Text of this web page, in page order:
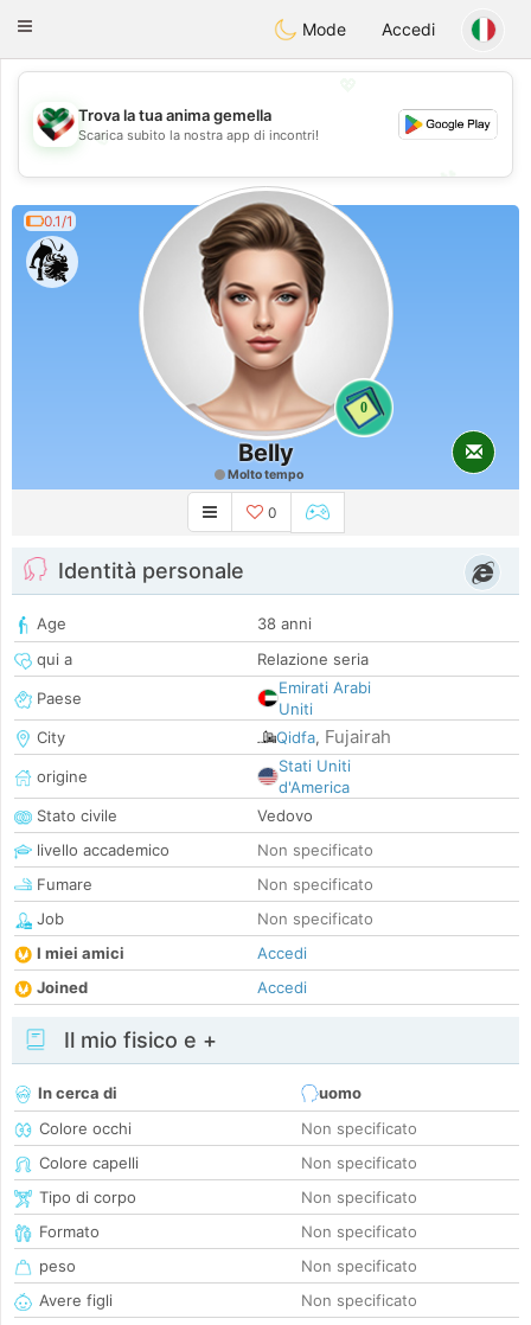
KuwaitChat
Toggle
Mode Accedi
💖
💕
💕
Trova la tua anima gemella
Scarica subito la nostra app di incontri!
0.1/1
0
Belly
Molto tempo
0
Identità personale
Age
38 anni
qui a
Relazione seria
Paese
Emirati Arabi
Uniti
City
Qidfa, Fujairah
origine
Stati Uniti
d'America
Stato civile
Vedovo
livello accademico
Non specificato
Fumare
Non specificato
Job
Non specificato
I miei amici
Accedi
Joined
Accedi
Il mio fisico e +
In cerca di
uomo
Colore occhi
Non specificato
Colore capelli
Non specificato
Tipo di corpo
Non specificato
Formato
Non specificato
peso
Non specificato
Avere figli
Non specificato